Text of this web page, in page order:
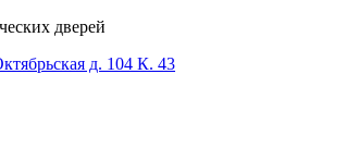
дверей
д. 104 К. 43